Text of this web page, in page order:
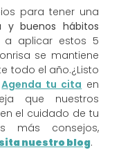
para tener una
y buenos hábitos
a aplicar estos 5
se mantiene
todo el año.¿Listo
Agenda tu cita en
que nuestros
el cuidado de tu
más consejos,
nuestro blog.